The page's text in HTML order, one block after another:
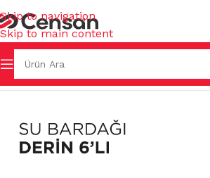
Skip to navigation
Skip to main content
SU BARDAKLARI &